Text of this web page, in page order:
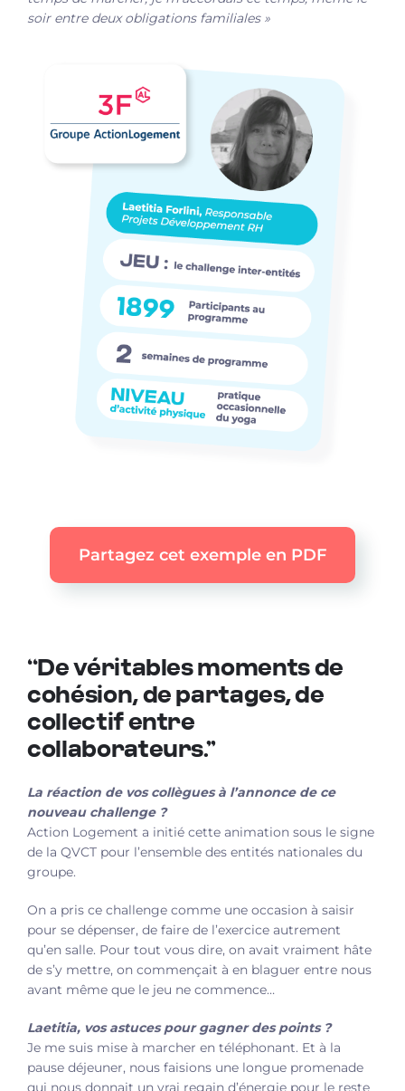
soir entre deux obligations familiales »
Partagez cet exemple en PDF
‘‘De véritables moments de
cohésion, de partages, de
collectif entre
collaborateurs.’’
La réaction de vos collègues à l’annonce de ce
nouveau challenge ?
Action Logement a initié cette animation sous le signe
de la QVCT pour l’ensemble des entités nationales du
groupe.
On a pris ce challenge comme une occasion à saisir
pour se dépenser, de faire de l’exercice autrement
qu’en salle. Pour tout vous dire, on avait vraiment hâte
de s’y mettre, on commençait à en blaguer entre nous
avant même que le jeu ne commence…
Laetitia, vos astuces pour gagner des points ?
Je me suis mise à marcher en téléphonant. Et à la
pause déjeuner, nous faisions une longue promenade
qui nous donnait un vrai regain d’énergie pour le reste